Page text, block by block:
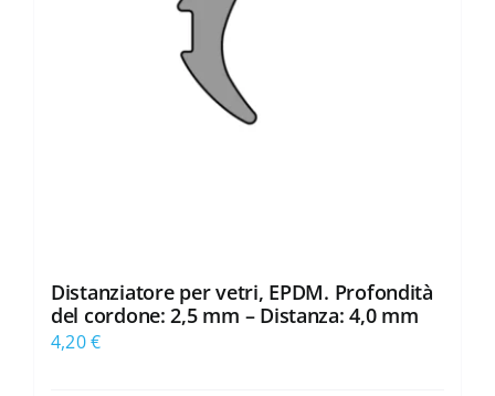
Distanziatore per vetri, EPDM. Profondità
del cordone: 2,5 mm – Distanza: 4,0 mm
4,20€